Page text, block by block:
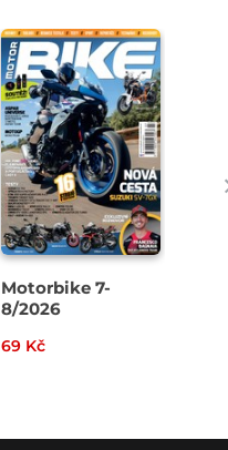
Motorbike 7-
8/2026
69 Kč